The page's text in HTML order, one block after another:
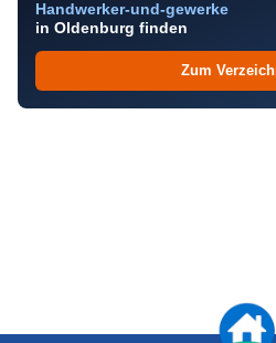
Handwerker-und-gewerke
in Oldenburg finden
Zum